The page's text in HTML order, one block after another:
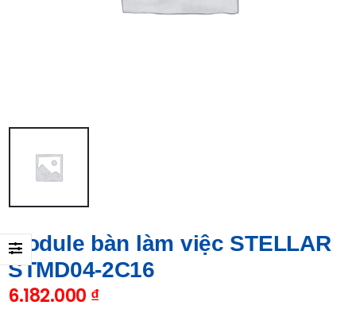
Module bàn làm việc STELLAR
STMD04-2C16
6.182.000 ₫